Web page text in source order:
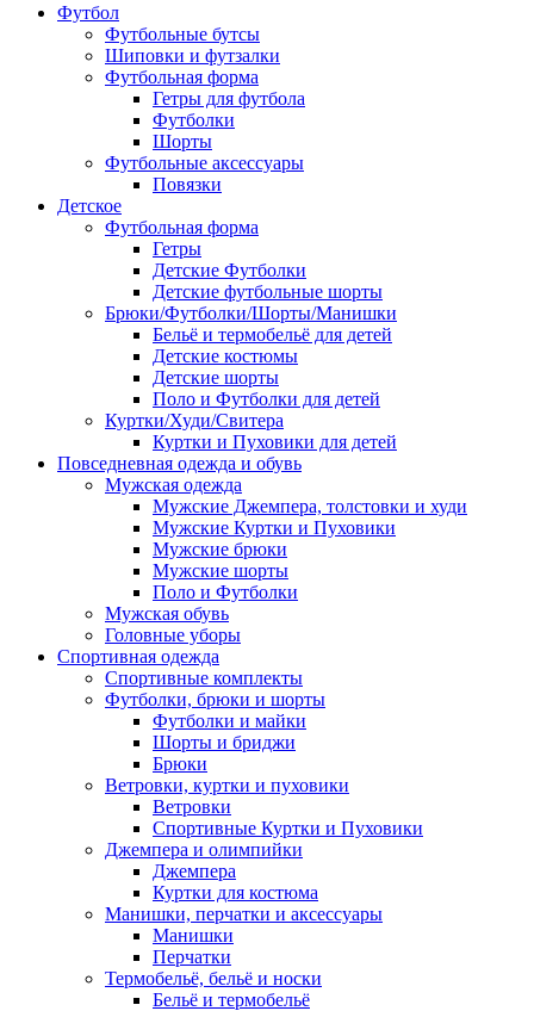
Футбол
Футбольные бутсы
Шиповки и футзалки
Футбольная форма
Гетры для футбола
Футболки
Шорты
Футбольные аксессуары
Повязки
Детское
Футбольная форма
Гетры
Детские Футболки
Детские футбольные шорты
Брюки/Футболки/Шорты/Манишки
Бельё и термобельё для детей
Детские костюмы
Детские шорты
Поло и Футболки для детей
Куртки/Худи/Свитера
Куртки и Пуховики для детей
Повседневная одежда и обувь
Мужская одежда
Мужские Джемпера, толстовки и худи
Мужские Куртки и Пуховики
Мужские брюки
Мужские шорты
Поло и Футболки
Мужская обувь
Головные уборы
Спортивная одежда
Спортивные комплекты
Футболки, брюки и шорты
Футболки и майки
Шорты и бриджи
Брюки
Ветровки, куртки и пуховики
Ветровки
Спортивные Куртки и Пуховики
Джемпера и олимпийки
Джемпера
Куртки для костюма
Манишки, перчатки и аксессуары
Манишки
Перчатки
Термобельё, бельё и носки
Бельё и термобельё